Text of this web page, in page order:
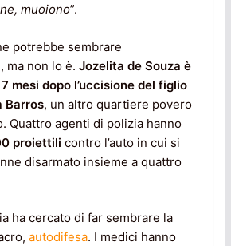
muoiono”.
potrebbe sembrare
ma non lo è. Jozelita de Souza è
mesi dopo l’uccisione del figlio
Barros, un altro quartiere povero
Quattro agenti di polizia hanno
proiettili contro l’auto in cui si
disarmato insieme a quattro
ha cercato di far sembrare la
autodifesa. I medici hanno